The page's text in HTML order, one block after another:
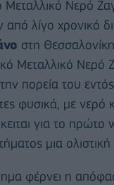
Μεταλλικό Νερό
από λίγο
στη
Μεταλλικό Νερό
πορεία του
φυσικά, με
για το
μια
φέρνει η